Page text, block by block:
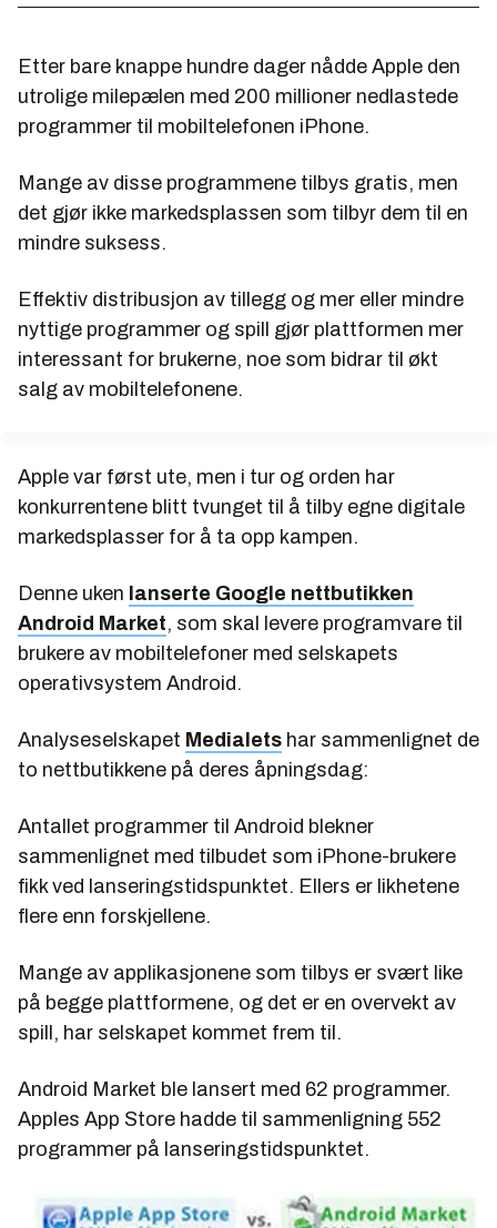
Etter bare knappe hundre dager nådde Apple den
utrolige milepælen med 200 millioner nedlastede
programmer til mobiltelefonen iPhone.
Mange av disse programmene tilbys gratis, men
det gjør ikke markedsplassen som tilbyr dem til en
mindre suksess.
Effektiv distribusjon av tillegg og mer eller mindre
nyttige programmer og spill gjør plattformen mer
interessant for brukerne, noe som bidrar til økt
salg av mobiltelefonene.
Apple var først ute, men i tur og orden har
konkurrentene blitt tvunget til å tilby egne digitale
markedsplasser for å ta opp kampen.
Denne uken lanserte Google nettbutikken
Android Market, som skal levere programvare til
brukere av mobiltelefoner med selskapets
operativsystem Android.
Analyseselskapet Medialets har sammenlignet de
to nettbutikkene på deres åpningsdag:
Antallet programmer til Android blekner
sammenlignet med tilbudet som iPhone-brukere
fikk ved lanseringstidspunktet. Ellers er likhetene
flere enn forskjellene.
Mange av applikasjonene som tilbys er svært like
på begge plattformene, og det er en overvekt av
spill, har selskapet kommet frem til.
Android Market ble lansert med 62 programmer.
Apples App Store hadde til sammenligning 552
programmer på lanseringstidspunktet.